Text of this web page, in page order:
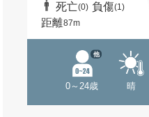
死亡(0) 負傷(1)
距離87m
0～24歳
他
晴